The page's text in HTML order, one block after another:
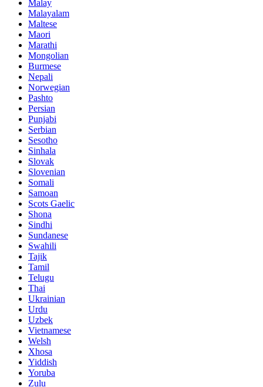
Malay
Malayalam
Maltese
Maori
Marathi
Mongolian
Burmese
Nepali
Norwegian
Pashto
Persian
Punjabi
Serbian
Sesotho
Sinhala
Slovak
Slovenian
Somali
Samoan
Scots Gaelic
Shona
Sindhi
Sundanese
Swahili
Tajik
Tamil
Telugu
Thai
Ukrainian
Urdu
Uzbek
Vietnamese
Welsh
Xhosa
Yiddish
Yoruba
Zulu